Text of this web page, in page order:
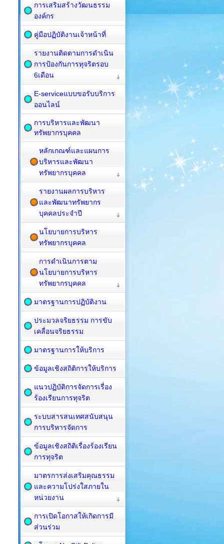
การเสริมสร้างวัฒนธรรม
องค์กร
คู่มือปฏิบัติงานเจ้าหน้าที่
รายงานติดตามการดำเนิน
การป้องกันการทุจริตรอบ
6เดือน
E-serviceแบบขอรับบริการ
ออนไลน์
การบริหารและพัฒนา
ทรัพยากรบุคคล
หลักเกณฑ์และแผนการ
บริหารและพัฒนา
ทรัพยากรบุคคล
รายงานผลการบริหาร
และพัฒนาทรัพยากร
บุคคลประจำปี
นโยบายการบริหาร
ทรัพยากรบุคคล
การดำเนินการตาม
นโยบายการบริหาร
ทรัพยากรบุคคล
มาตรฐานการปฏิบัติงาน
ประมวลจริยธรรม การขับ
เคลื่อนจริยธรรม
มาตรฐานการให้บริการ
ข้อมูลเชิงสถิติการให้บริการ
แนวปฏิบัติการจัดการเรื่อง
ร้องเรียนการทุจริต
ระบบสารสนเทศสนับสนุน
การบริหารจัดการ
ข้อมูลเชิงสถิติเรื่องร้องเรียน
การทุจริต
มาตรการส่งเสริมคุณธรรม
และความโปร่งใสภายใน
หน่วยงาน
การเปิดโอกาสให้เกิดการมี
ส่วนร่วม